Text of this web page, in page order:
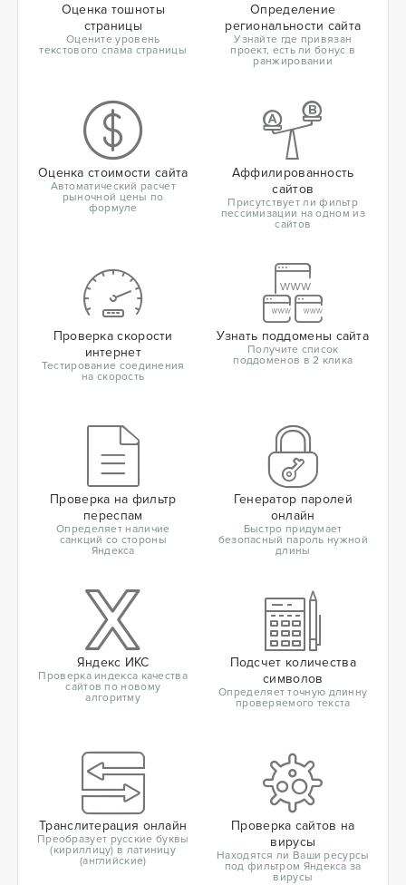
Оценка тошноты
страницы
Оцените уровень
текстового спама страницы
Определение
региональности сайта
Узнайте где привязан
проект, есть ли бонус в
ранжировании
Оценка стоимости сайта
Автоматический расчет
рыночной цены по
формуле
Аффилированность
сайтов
Присутствует ли фильтр
пессимизации на одном из
сайтов
Проверка скорости
интернет
Тестирование соединения
на скорость
Узнать поддомены сайта
Получите список
поддоменов в 2 клика
Проверка на фильтр
переспам
Определяет наличие
санкций со стороны
Яндекса
Генератор паролей
онлайн
Быстро придумает
безопасный пароль нужной
длины
Яндекс ИКС
Проверка индекса качества
сайтов по новому
алгоритму
Подсчет количества
символов
Определяет точную длинну
проверяемого текста
Транслитерация онлайн
Преобразует русские буквы
(кириллицу) в латиницу
(английские)
Проверка сайтов на
вирусы
Находятся ли Ваши ресурсы
под фильтром Яндекса за
вирусы